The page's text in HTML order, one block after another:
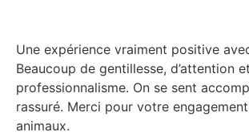
Une expérience vraiment positive
Beaucoup de gentillesse, d’attention
professionnalisme. On se sent
rassuré. Merci pour votre
animaux.